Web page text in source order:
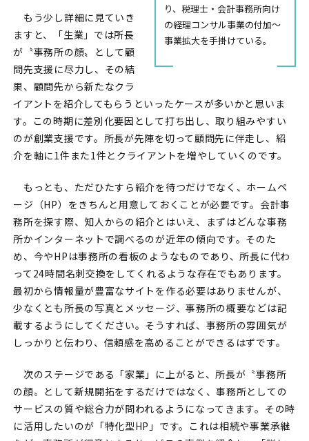
り、税理士・会計事務所向け
の経理コンサル事業の付加～
事業拡大を手掛けている。
もう少し詳細に見ていき
ますと、「生業」では所長
が〝事務所の顔〟として顧
問先支援に尽力し、その結
果、顧問先から新たなクラ
イアントを紹介してもらうといったケースが多いかと思いま
す。この時期に差別化要因として打ち出し、取り組みやすい
のが創業支援です。所長が先陣を切って顧問先に伴走し、紹
介を軸に1件また1件とクライアントを増やしていくのです。
もっとも、ただひたすら紹介を待つだけでなく、ホームペ
ージ（HP）をきちんと用意しておくことが必要です。会計事
務所を探す際、知人からの紹介とはいえ、まずはどんな事務
所かインターネットで調べるのが近年の傾向です。そのた
め、今やHPは事務所の看板のようなものであり、所長に代わ
って24時間名刺交換をしてくれるような存在でもあります。
最初から情報量が豊富なサイトを作る必要はありませんが、
少なくとも所長の写真とメッセージ、事務所の概要などは記
載するようにしてください。そうすれば、事務所の雰囲気が
しっかりと伝わり、信頼感を高めることができるはずです。
次のステージである「家業」に上がると、所長が〝事務所
の顔〟として新規開拓をするだけではなく、事務所としての
サービスの質や総合力が問われるようになってきます。その時
に活用したいのが「特化型HP」です。これは相続や事業承継